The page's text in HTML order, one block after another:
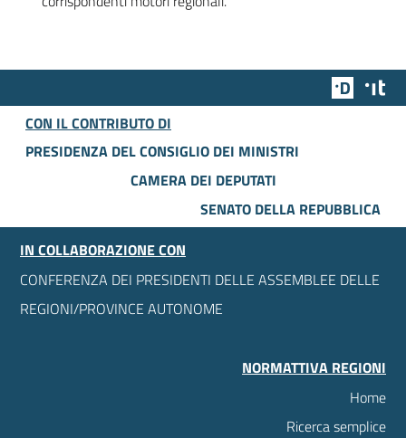
Team
CON IL CONTRIBUTO DI
PRESIDENZA DEL CONSIGLIO DEI MINISTRI
CAMERA DEI DEPUTATI
SENATO DELLA REPUBBLICA
IN COLLABORAZIONE CON
CONFERENZA DEI PRESIDENTI DELLE ASSEMBLEE DELLE
REGIONI/PROVINCE AUTONOME
NORMATTIVA REGIONI
Home
Ricerca semplice